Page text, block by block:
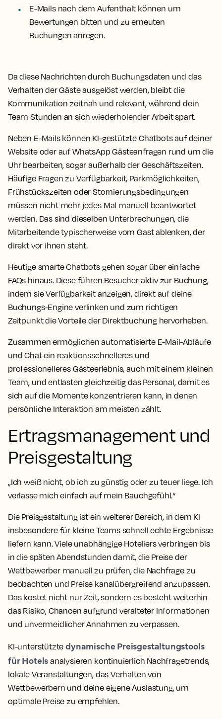
E-Mails nach dem Aufenthalt können um
Bewertungen bitten und zu erneuten
Buchungen anregen.
Da diese Nachrichten durch Buchungsdaten und das
Verhalten der Gäste ausgelöst werden, bleibt die
Kommunikation zeitnah und relevant, während dein
Team Stunden an sich wiederholender Arbeit spart.
Neben E-Mails können KI-gestützte Chatbots auf deiner
Website oder auf WhatsApp Gästeanfragen rund um die
Uhr bearbeiten, sogar außerhalb der Geschäftszeiten.
Häufige Fragen zu Verfügbarkeit, Parkmöglichkeiten,
Frühstückszeiten oder Stornierungsbedingungen
müssen nicht mehr jedes Mal manuell beantwortet
werden. Das sind dieselben Unterbrechungen, die
Mitarbeitende typischerweise vom Gast ablenken, der
direkt vor ihnen steht.
Heutige smarte Chatbots gehen sogar über einfache
FAQs hinaus. Diese führen Besucher aktiv zur Buchung,
indem sie Verfügbarkeit anzeigen, direkt auf deine
Buchungs-Engine verlinken und zum richtigen
Zeitpunkt die Vorteile der Direktbuchung hervorheben.
Zusammen ermöglichen automatisierte E-Mail-Abläufe
und Chat ein reaktionsschnelleres und
professionelleres Gästeerlebnis, auch mit einem kleinen
Team, und entlasten gleichzeitig das Personal, damit es
sich auf die Momente konzentrieren kann, in denen
persönliche Interaktion am meisten zählt.
Ertragsmanagement und
Preisgestaltung
„Ich weiß nicht, ob ich zu günstig oder zu teuer liege. Ich
verlasse mich einfach auf mein Bauchgefühl.“
Die Preisgestaltung ist ein weiterer Bereich, in dem KI
insbesondere für kleine Teams schnell echte Ergebnisse
liefern kann. Viele unabhängige Hoteliers verbringen bis
in die späten Abendstunden damit, die Preise der
Wettbewerber manuell zu prüfen, die Nachfrage zu
beobachten und Preise kanalübergreifend anzupassen.
Das kostet nicht nur Zeit, sondern es besteht weiterhin
das Risiko, Chancen aufgrund veralteter Informationen
und unvermeidlicher Annahmen zu verpassen.
KI-unterstütztedynamische Preisgestaltungstools
für Hotels analysieren kontinuierlich Nachfragetrends,
lokale Veranstaltungen, das Verhalten von
Wettbewerbern und deine eigene Auslastung, um
optimale Preise zu empfehlen.